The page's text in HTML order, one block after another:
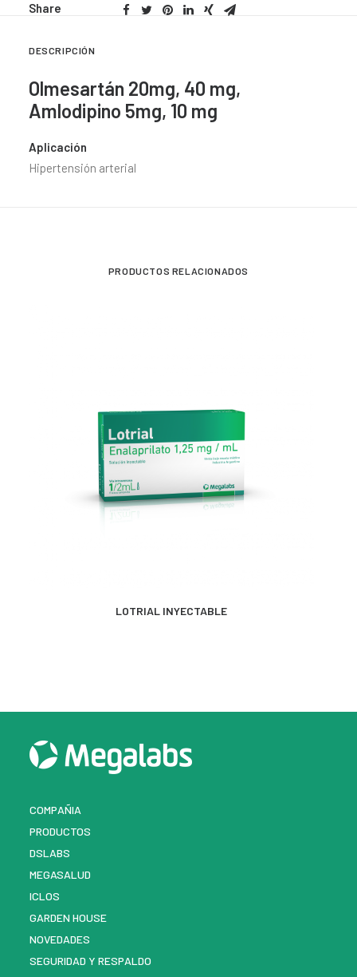
Share
DESCRIPCIÓN
Olmesartán 20mg, 40 mg,
Amlodipino 5mg, 10 mg
Aplicación
Hipertensión arterial
PRODUCTOS RELACIONADOS
MÁS INFORMACIÓN
LOTRIAL INYECTABLE
COMPAÑIA
PRODUCTOS
DSLABS
MEGASALUD
ICLOS
GARDEN HOUSE
NOVEDADES
SEGURIDAD Y RESPALDO